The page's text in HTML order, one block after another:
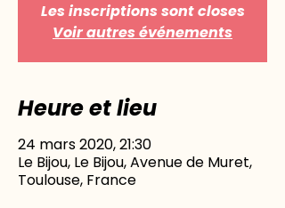
Les inscriptions sont closes
Voir autres événements
Heure et lieu
24 mars 2020, 21:30
Le Bijou, Le Bijou, Avenue de Muret,
Toulouse, France